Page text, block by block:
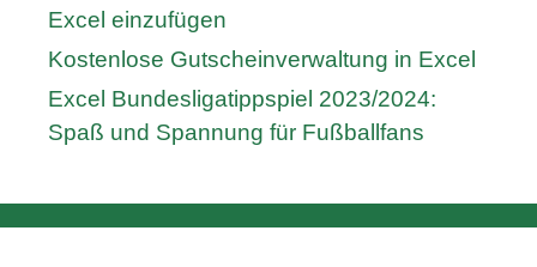
Excel einzufügen
Kostenlose Gutscheinverwaltung in Excel
Excel Bundesligatippspiel 2023/2024:
Spaß und Spannung für Fußballfans